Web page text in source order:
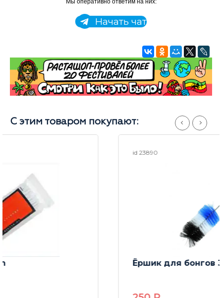
Мы оперативно ответим на них:
Начать чат
С этим товаром покупают:
Ёршик для бонгов 39 см